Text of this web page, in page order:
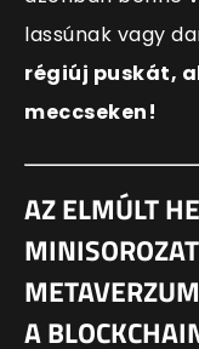
lassúnak vagy
régiúj puskát,
meccseken!
AZ ELMÚLT
A